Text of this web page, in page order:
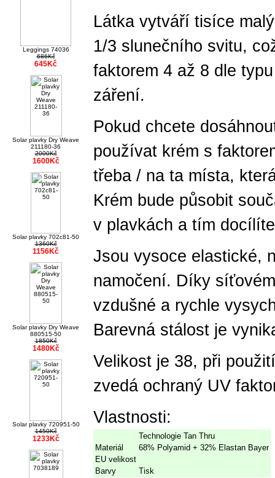
Leggings 74036
686Kč
645Kč
Solar plavky Dry Weave
211180-36
2000Kč
1600Kč
Solar plavky 702c81-50
1360Kč
1156Kč
Solar plavky Dry Weave
880515-50
1850Kč
1480Kč
Solar plavky 720951-50
1450Kč
1233Kč
Látka vytváří tisíce
1/3 slunečního svitu,
faktorem 4 až 8 dle
záření.
Pokud chcete
používat krém s
třeba / na ta místa,
Krém bude působit
v plavkách a tím
Jsou vysoce elastické,
namočení. Díky
vzdušné a rychle
Barevná stálost je
Velikost je 38, při
zvedá ochraný UV
Vlastnosti:
Technologie Tan Thru
Materiál
68% Polyamid + 32% Elastan Bayer
EU velikost
Barvy
Tisk